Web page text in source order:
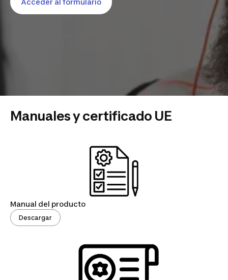
Acceder al formulario
Manuales y certificado UE
Manual del producto
Descargar